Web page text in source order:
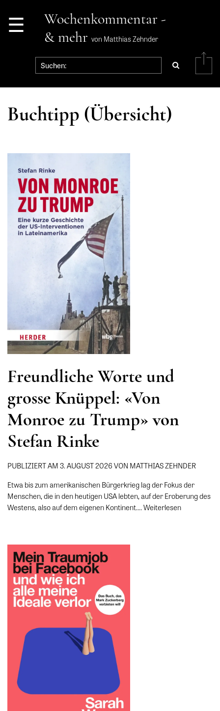
☰
Wochenkommentar -
& mehr von Matthias Zehnder
Buchtipp (Übersicht)
Freundliche Worte und
grosse Knüppel: «Von
Monroe zu Trump» von
Stefan Rinke
PUBLIZIERT AM 3. AUGUST 2026 VON MATTHIAS ZEHNDER
Etwa bis zum amerikanischen Bürgerkrieg lag der Fokus der
Menschen, die in den heutigen USA lebten, auf der Eroberung des
Westens, also auf dem eigenen Kontinent.…Weiterlesen